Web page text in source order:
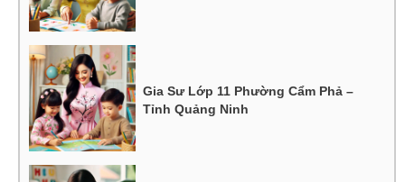
Gia Sư Lớp 11 Phường Cẩm Phả –
Tỉnh Quảng Ninh